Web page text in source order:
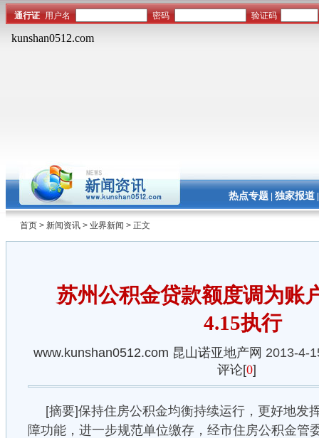
热点专题| 独家报道
首页 > 新闻资讯 > 业界新闻 > 正文
苏州公积金贷款额度调为账
4.15执行
www.kunshan0512.com 昆山诺亚地产网 2013-4-
评论[0]
[摘要]保持住房公积金均衡持续运行，更好地发
障功能，进一步规范单位缴存，经市住房公积金管